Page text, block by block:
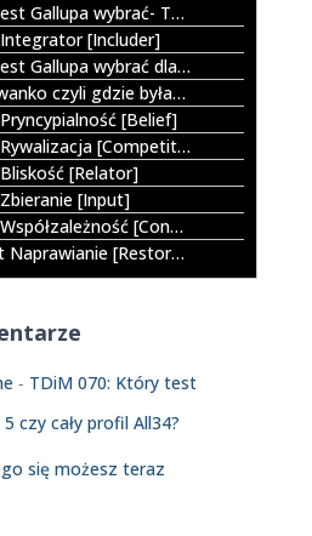
1. TDiM 070: Który test Gallupa wybrać- TOP 5 czy cały profil All34?
[Includer]
3. TDiM 068: Który test Gallupa wybrać dla dziecka?
4. TDiM 067: Pauzowanko czyli gdzie byłam jak mnie nie było
[Belief]
6. TDiM 065: Talent Rywalizacja [Competition]
[Relator]
[Input]
9. TDiM 062: Talent Współzależność [Connectedness]
10. TDiM 061: Talent Naprawianie [Restorative]
- TDiM 070: Który test
czy cały profil All34?
się możesz teraz